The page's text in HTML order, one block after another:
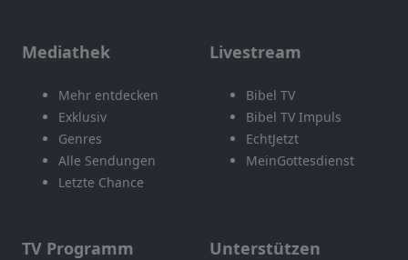
Mediathek
Mehr entdecken
Exklusiv
Genres
Alle Sendungen
Letzte Chance
Livestream
Bibel TV
Bibel TV Impuls
EchtJetzt
MeinGottesdienst
TV Programm Unterstützen